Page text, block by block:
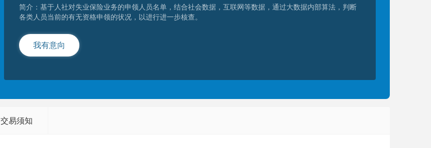
简介：基于人社对失业保险业务的申领人员名单，结合社会数据，互联网等数据，通过大数据内部算法，判断
各类人员当前的有无资格申领的状况，以进行进一步核查。
我有意向
交易须知